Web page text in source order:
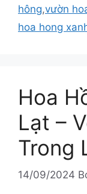
hông,vườn
hoa hong
Hoa
Lạt –
Trong
14/09/2024